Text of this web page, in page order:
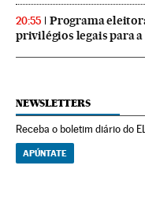
20:55
Programa
privilégios legais para
NEWSLETTERS
Receba o boletim diário do
APÚNTATE